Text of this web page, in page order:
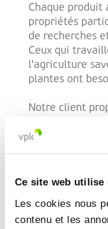
Ce site web utilise
Les cookies nous
contenu et les
Chaque produit
propriétés
de recherches
Ceux qui
l'agriculture
plantes ont
Notre client
plus efficace et
des solutions
affectant la
d'autres
micronutriments